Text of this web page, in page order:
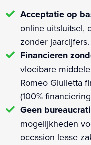
Acceptatie op
online uitsluitsel,
zonder jaarcijfers.
Financieren
vloeibare
Romeo Giulietta
(100%
Geen
mogelijkheden
occasion lease